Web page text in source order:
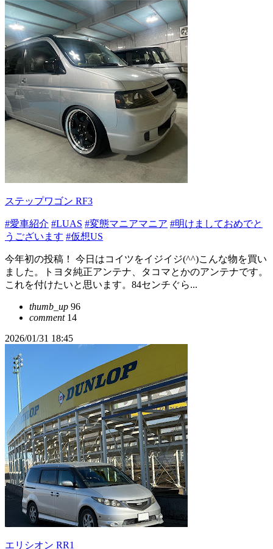
ステップワゴン RF3
#愛車紹介 #LUAS #変態マニアマニア #明けましておめでと
うございます #仮想US
今年初の投稿！ 今日はコイツをイジイジ(^^)こんな物を買い
ました。トヨタ純正アンテナ、タコマとかのアンテナです。
これを付けたいと思います。84センチぐら...
thumb_up 96
comment14
2026/01/31 18:45
エリシオン RR1